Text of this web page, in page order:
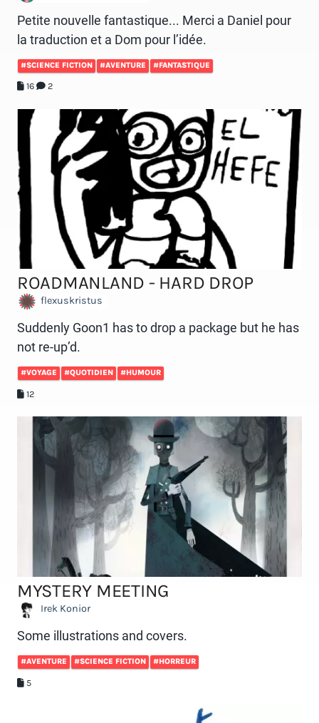
Petite nouvelle fantastique... Merci a Daniel pour
la traduction et a Dom pour l’idée.
#SCIENCE FICTION #AVENTURE #FANTASTIQUE
16 2
ROADMANLAND - HARD DROP
flexuskristus
Suddenly Goon1 has to drop a package but he has
not re-up’d.
#VOYAGE #QUOTIDIEN #HUMOUR
12
MYSTERY MEETING
Irek Konior
Some illustrations and covers.
#AVENTURE #SCIENCE FICTION #HORREUR
5